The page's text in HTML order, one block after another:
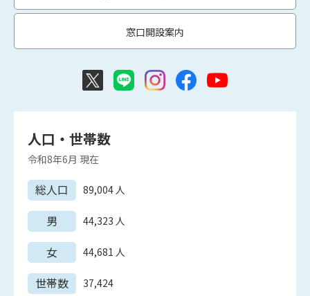
窓口開設案内
人口・世帯数
令和8年6月 現在
総人口 89,004人
男 44,323 人
女 44,681 人
世帯数 37,424